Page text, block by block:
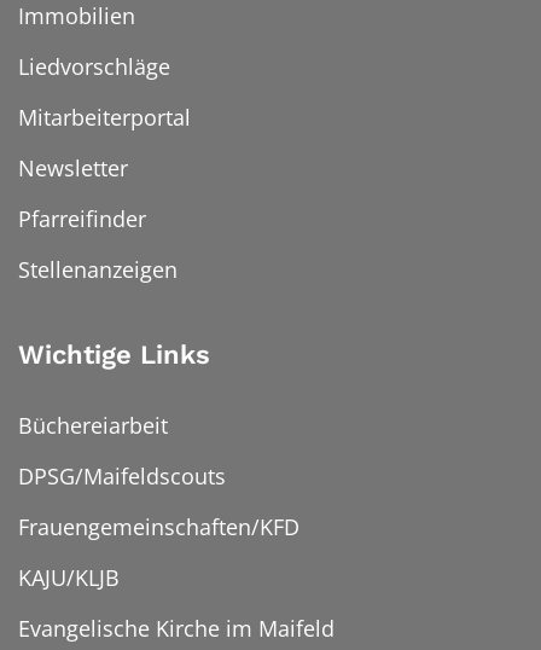
Immobilien
Liedvorschläge
Mitarbeiterportal
Newsletter
Pfarreifinder
Stellenanzeigen
Wichtige Links
Büchereiarbeit
DPSG/Maifeldscouts
Frauengemeinschaften/KFD
KAJU/KLJB
Evangelische Kirche im Maifeld